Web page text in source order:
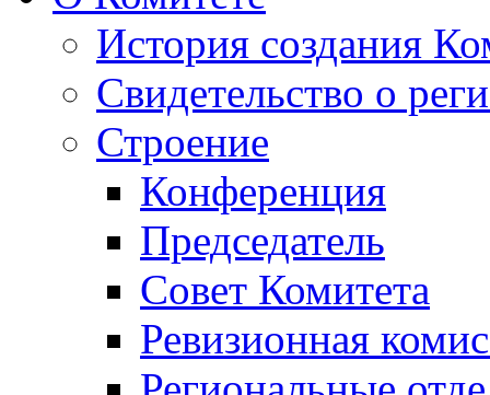
История создания
Свидетельство о
Строение
Конференция
Председатель
Совет Комитета
Ревизионная